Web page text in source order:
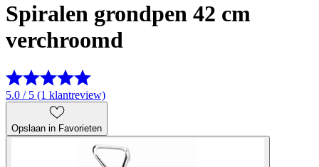
Spiralen grondpen 42 cm
verchroomd
5.0 / 5 (1 klantreview)
Opslaan in Favorieten